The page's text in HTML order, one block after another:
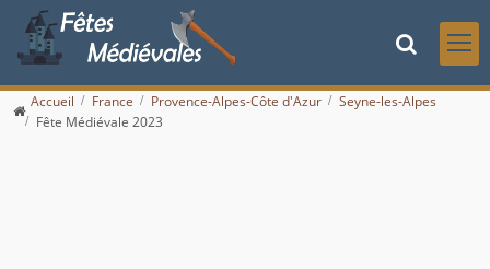
Accueil France Provence-Alpes-Côte d'Azur
Seyne-les-Alpes
Fête Médiévale 2023